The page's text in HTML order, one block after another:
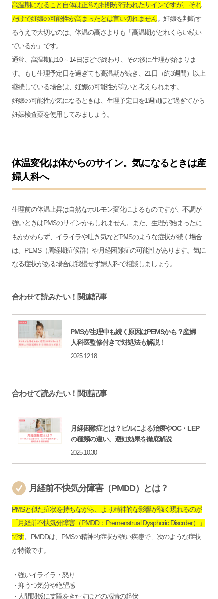
高温期になること自体は正常な排卵が行われたサインですが、それ
だけで妊娠の可能性が高まったとは言い切れません。妊娠を判断す
るうえで大切なのは、体温の高さよりも「高温期がどれくらい続い
ているか」です。
通常、高温期は10～14日ほどで終わり、その後に生理が始まりま
す。もし生理予定日を過ぎても高温期が続き、21日（約3週間）以上
継続している場合は、妊娠の可能性が高いと考えられます。
妊娠の可能性が気になるときは、生理予定日を1週間ほど過ぎてから
妊娠検査薬を使用してみましょう。
体温変化は体からのサイン。気になるときは産
婦人科へ
生理前の体温上昇は自然なホルモン変化によるものですが、不調が
強いときはPMSのサインかもしれません。また、生理が始まったに
もかかわらず、イライラや吐き気などPMSのような症状が続く場合
は、PEMS（周経期症候群）や月経困難症の可能性があります。気に
なる症状がある場合は我慢せず婦人科で相談しましょう。
合わせて読みたい！関連記事
PMSが生理中も続く原因はPEMSかも？産婦
人科医監修付きで対処法も解説！
2025.12.18
合わせて読みたい！関連記事
月経困難症とは？ピルによる治療やOC・LEP
の種類の違い、避妊効果を徹底解説
2025.10.30
月経前不快気分障害（PMDD）とは？
PMSと似た症状を持ちながら、より精神的な影響が強く現れるのが
「月経前不快気分障害（PMDD：Premenstrual Dysphoric Disorder）」
です。PMDDは、PMSの精神的症状が強い疾患で、次のような症状
が特徴です。
・強いイライラ・怒り
・抑うつ気分や絶望感
・人間関係に支障をきたすほどの感情の起伏